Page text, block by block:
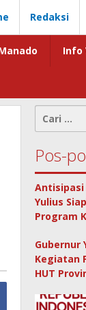
Redaksi
Info
untuk:
Pos-
Antisipasi
Yulius
Program
Gubernur
Kegiatan
HUT